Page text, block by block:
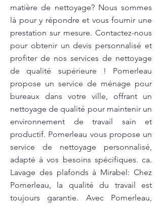
matière de nettoyage? Nous sommes
là pour y répondre et vous fournir une
prestation sur mesure. Contactez-nous
pour obtenir un devis personnalisé et
profiter de nos services de nettoyage
de qualité supérieure ! Pomerleau
propose un service de ménage pour
bureaux dans votre ville, offrant un
nettoyage de qualité pour maintenir un
environnement de travail sain et
productif. Pomerleau vous propose un
service de nettoyage personnalisé,
adapté à vos besoins spécifiques. ca.
Lavage des plafonds à Mirabel: Chez
Pomerleau, la qualité du travail est
toujours garantie. Avec Pomerleau,